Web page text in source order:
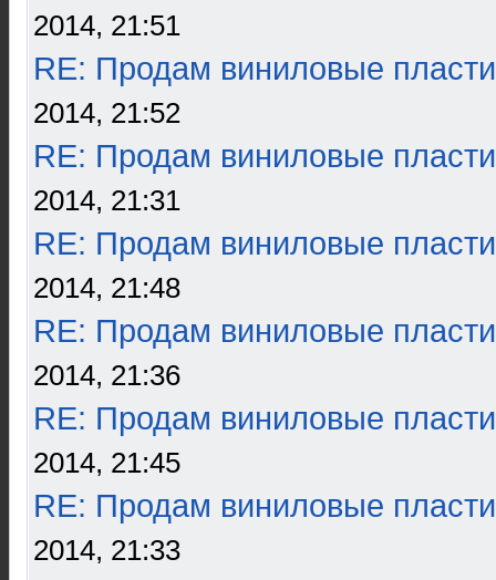
2014, 21:51
RE: Продам виниловые
2014, 21:52
RE: Продам виниловые
2014, 21:31
RE: Продам виниловые
2014, 21:48
RE: Продам виниловые
2014, 21:36
RE: Продам виниловые
2014, 21:45
RE: Продам виниловые
2014, 21:33